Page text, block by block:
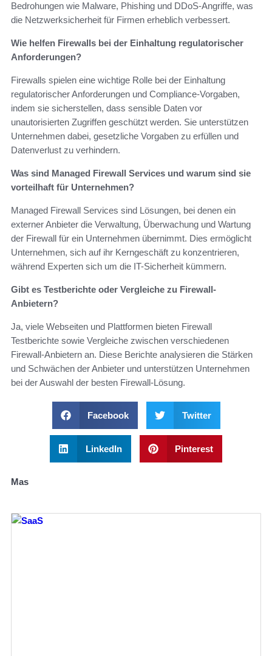
Bedrohungen wie Malware, Phishing und DDoS-Angriffe, was
die Netzwerksicherheit für Firmen erheblich verbessert.
Wie helfen Firewalls bei der Einhaltung regulatorischer
Anforderungen?
Firewalls spielen eine wichtige Rolle bei der Einhaltung
regulatorischer Anforderungen und Compliance-Vorgaben,
indem sie sicherstellen, dass sensible Daten vor
unautorisierten Zugriffen geschützt werden. Sie unterstützen
Unternehmen dabei, gesetzliche Vorgaben zu erfüllen und
Datenverlust zu verhindern.
Was sind Managed Firewall Services und warum sind sie
vorteilhaft für Unternehmen?
Managed Firewall Services sind Lösungen, bei denen ein
externer Anbieter die Verwaltung, Überwachung und Wartung
der Firewall für ein Unternehmen übernimmt. Dies ermöglicht
Unternehmen, sich auf ihr Kerngeschäft zu konzentrieren,
während Experten sich um die IT-Sicherheit kümmern.
Gibt es Testberichte oder Vergleiche zu Firewall-
Anbietern?
Ja, viele Webseiten und Plattformen bieten Firewall
Testberichte sowie Vergleiche zwischen verschiedenen
Firewall-Anbietern an. Diese Berichte analysieren die Stärken
und Schwächen der Anbieter und unterstützen Unternehmen
bei der Auswahl der besten Firewall-Lösung.
Facebook Twitter
LinkedIn Pinterest
Mas